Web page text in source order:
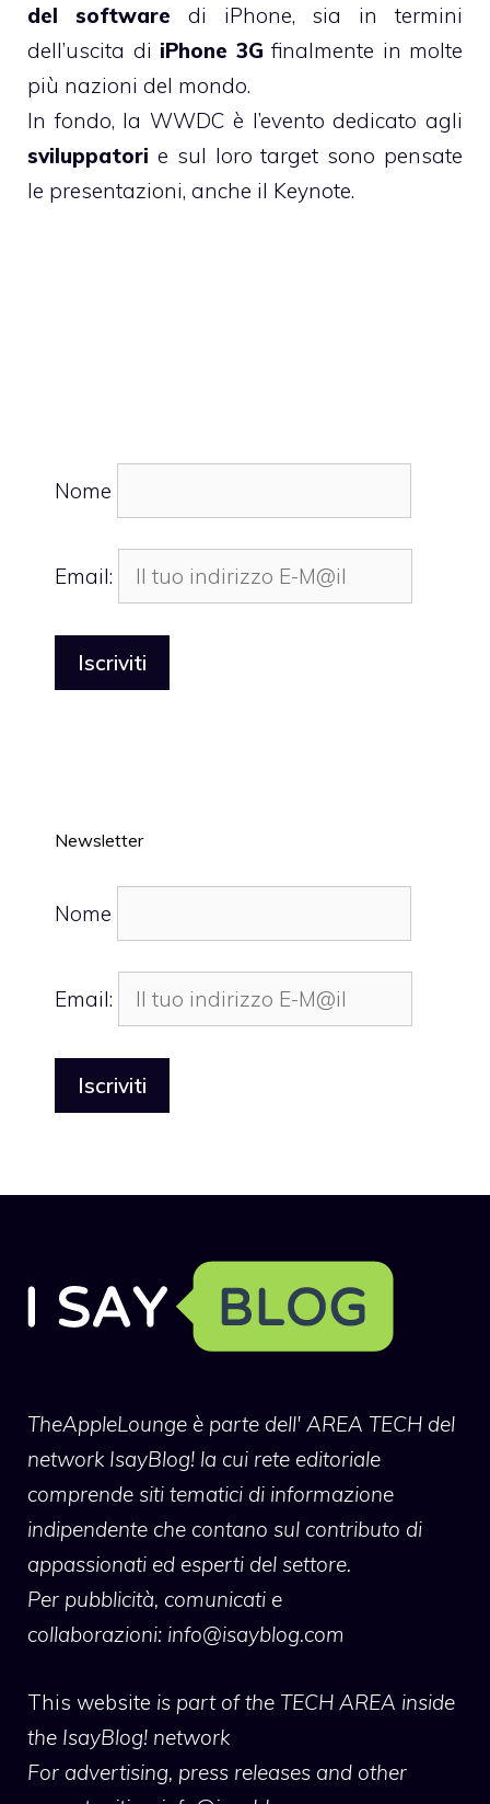
del software di iPhone, sia in termini
dell’uscita di iPhone 3G finalmente in molte
più nazioni del mondo.
In fondo, la WWDC è l’evento dedicato agli
sviluppatori e sul loro target sono pensate
le presentazioni, anche il Keynote.
Nome
Email:
Newsletter
Nome
Email:
TheAppleLounge è parte dell' AREA TECH del
network IsayBlog! la cui rete editoriale
comprende siti tematici di informazione
indipendente che contano sul contributo di
appassionati ed esperti del settore.
Per pubblicità, comunicati e
collaborazioni: info@isayblog.com
This website is part of the TECH AREA inside
the IsayBlog! network
For advertising, press releases and other